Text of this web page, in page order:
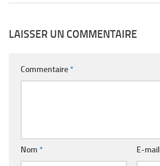
LAISSER UN COMMENTAIRE
Commentaire*
Nom * E-mail